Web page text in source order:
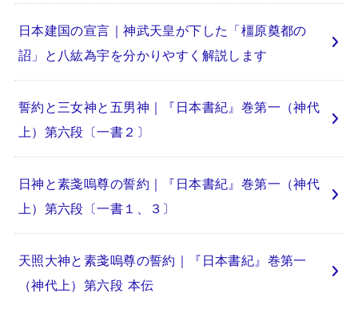
日本建国の宣言｜神武天皇が下した「橿原奠都の
詔」と八紘為宇を分かりやすく解説します
誓約と三女神と五男神｜『日本書紀』巻第一（神代
上）第六段〔一書２〕
日神と素戔嗚尊の誓約｜『日本書紀』巻第一（神代
上）第六段〔一書１、３〕
天照大神と素戔嗚尊の誓約｜『日本書紀』巻第一
（神代上）第六段 本伝